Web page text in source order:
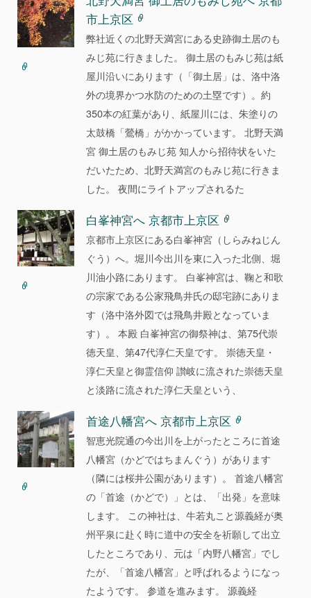
市上京区
弊社近くの北野天満宮にある史跡御土居のも
みじ苑に行きました。 御土居のもみじ苑は紙
屋川沿いにあります（「御土居」は、洛中洛
外の境界かつ水防のための土塁です）。約
350本の紅葉があり、紙屋川には、朱塗りの
太鼓橋「鶯橋」がかかっています。 北野天満
宮 御土居のもみじ苑 知人から招待状をいた
だいたため、北野天満宮のもみじ苑に行きま
した。 夜間にライトアップされるた
白峯神宮へ 京都市上京区
京都市上京区にある白峯神宮（しらみねじん
ぐう）へ。堀川今出川を東に入った北側、堀
川油小路にあります。 白峯神宮は、鞠と和歌
の宗家である公家飛鳥井氏の邸宅跡にありま
す（洛中洛外図では飛鳥井殿となっていま
す）。 本殿 白峯神宮の御祭神は、第75代崇
徳天皇、第47代淳仁天皇です。 崇徳天皇・
淳仁天皇と御霊信仰 讃岐に流された崇徳天皇
と淡路に流された淳仁天皇という、
首途八幡宮へ 京都市上京区
智恵光院通の今出川を上がったところに首途
八幡宮（かどではちまんぐう）があります
（隣には桜井公園があります）。 首途八幡宮
の「首途（かどで）」とは、「出発」を意味
します。 この神社は、牛若丸こと源義経が奥
州平泉に赴く時に道中の安全を祈願して出立
したところであり、元は「内野八幡宮」でし
たが、「首途八幡宮」と呼ばれるようになっ
たようです。 参道を進みます。 源義経